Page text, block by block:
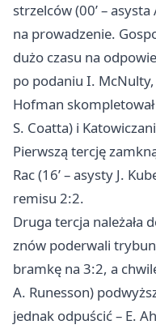
strzelców (00’ –
na prowadzenie.
dużo czasu na
po podaniu I.
Hofman
S. Coatta) i
Pierwszą tercję
Rac (16’ – asysty J.
remisu 2:2.
Druga tercja należała
znów poderwali
bramkę na 3:2, a
A. Runesson)
jednak odpuścić – E.